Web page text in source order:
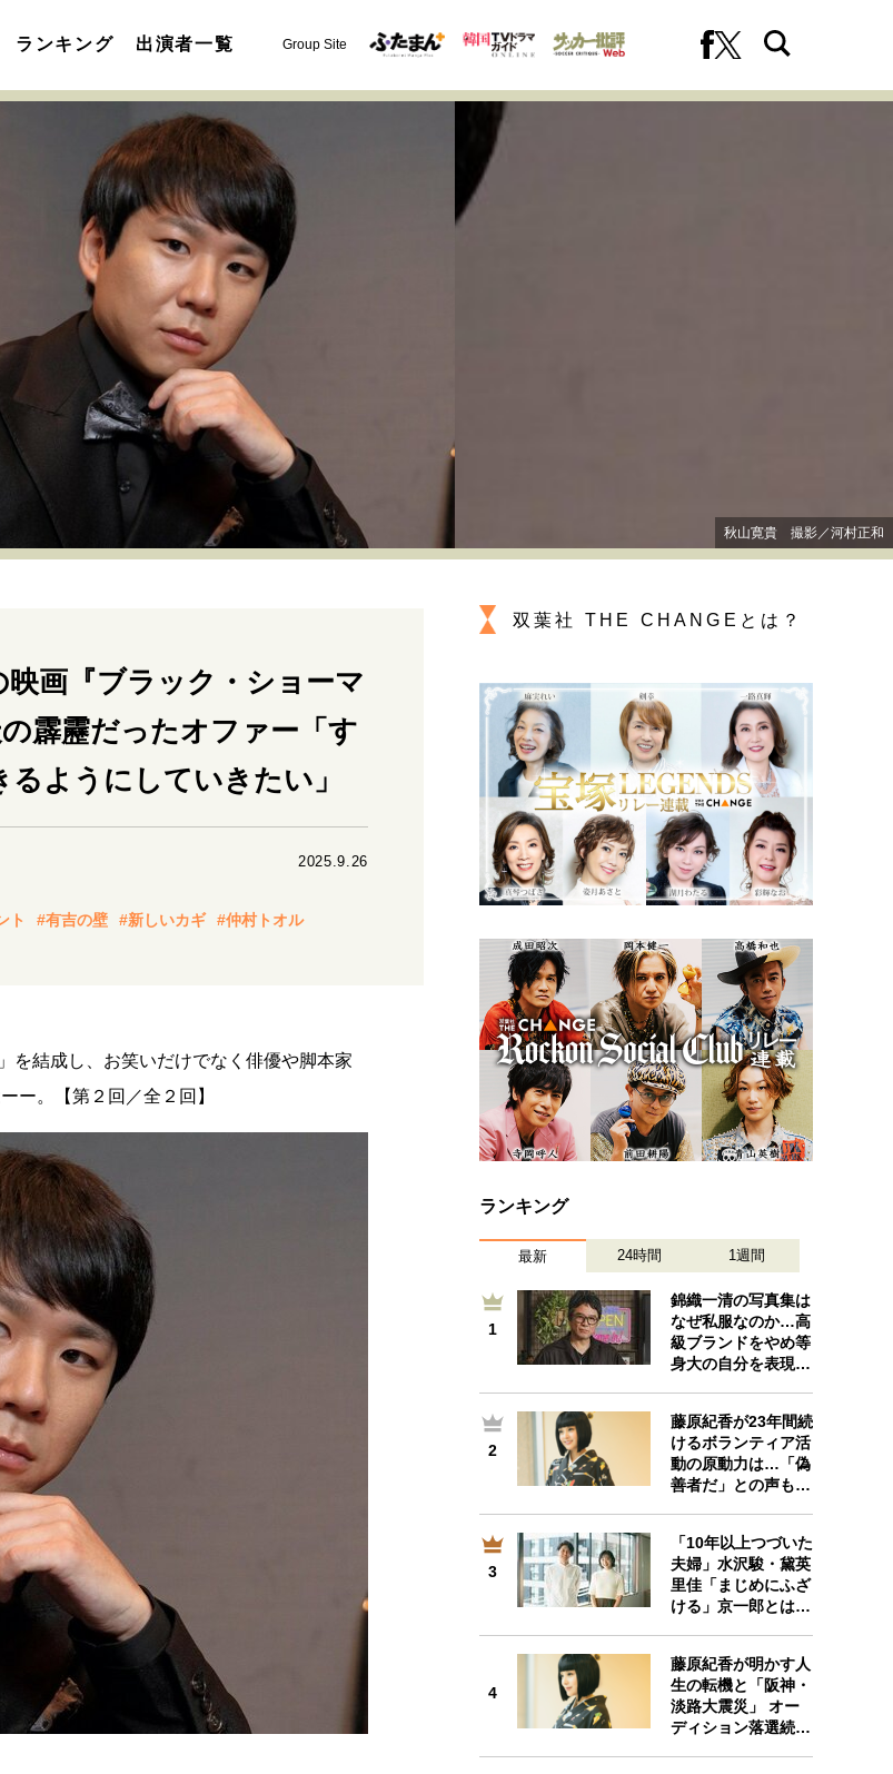
ランキング 出演者一覧 Group Site
決断の裏側 挫折からの再起
人生が動いた日 10代の挫折と原点
描き方 独立という決断
変革の原動力 次世代へのバトン
と
移住という選択 熱狂できるもの
一生モノの愛用品
60代のネクストステージ 70代のグランドデザイン
との付き合い方
秋山寛貴 撮影／河村正和
映画『ブラック・ショーマ
霹靂だったオファー「す
ようにしていきたい」
2025.9.26
ト #有吉の壁 #新しいカギ
#仲村トオル
結成し、お笑いだけでなく俳優や脚本家
ー。【第２回／全２回】
双葉社 THE CHANGEとは？
ランキング
最新 24時間 1週間
1
錦織一清の写真集は
なぜ私服なのか…高
級ブランドをやめ等
身大の自分を表現…
2
藤原紀香が23年間続
けるボランティア活
動の原動力は…「偽
善者だ」との声も…
3
「10年以上つづいた
夫婦」水沢駿・黛英
里佳「まじめにふざ
ける」京一郎とは…
4
藤原紀香が明かす人
生の転機と「阪神・
淡路大震災」 オー
ディション落選続…